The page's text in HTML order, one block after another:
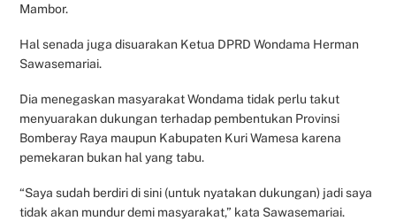
Mambor.
Hal senada juga disuarakan Ketua DPRD Wondama Herman
Sawasemariai.
Dia menegaskan masyarakat Wondama tidak perlu takut
menyuarakan dukungan terhadap pembentukan Provinsi
Bomberay Raya maupun Kabupaten Kuri Wamesa karena
pemekaran bukan hal yang tabu.
“Saya sudah berdiri di sini (untuk nyatakan dukungan) jadi saya
tidak akan mundur demi masyarakat,” kata Sawasemariai.